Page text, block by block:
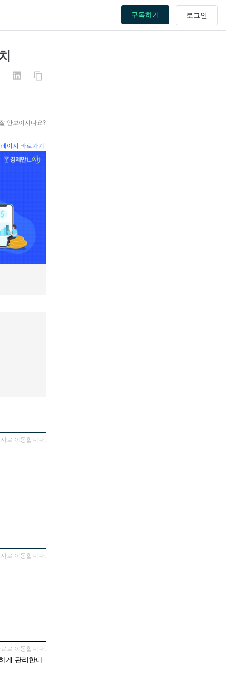
구독하기
안보이시나요?
페이지 바로가기
로 이동합니다.
로 이동합니다.
로 이동합니다.
게 관리한다